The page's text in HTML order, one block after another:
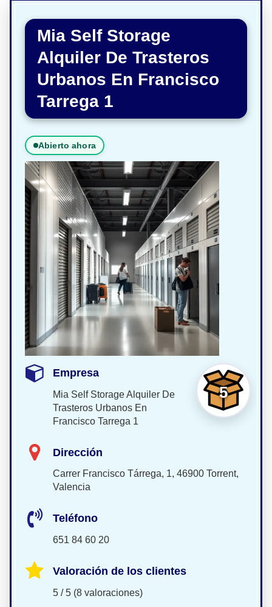
Mia Self Storage
Alquiler De Trasteros
Urbanos En Francisco
Tarrega 1
Abierto ahora
5
Empresa
Mia Self Storage Alquiler De
Trasteros Urbanos En
Francisco Tarrega 1
Dirección
Carrer Francisco Tárrega, 1, 46900 Torrent,
Valencia
Teléfono
651 84 60 20
Valoración de los clientes
5 / 5 (8 valoraciones)